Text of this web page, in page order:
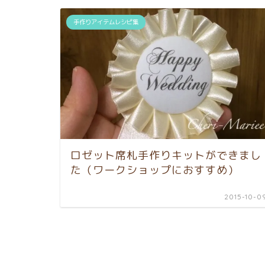
手作りアイテムレシピ集
ロゼット席札手作りキットができまし
た（ワークショップにおすすめ）
2015-10-